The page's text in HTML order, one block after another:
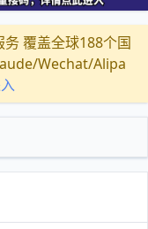
覆盖全球188个国
Wechat/Alipa